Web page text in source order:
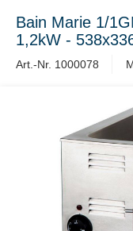
Bain Marie 1/
1,2kW -
Art.-Nr. 1000078